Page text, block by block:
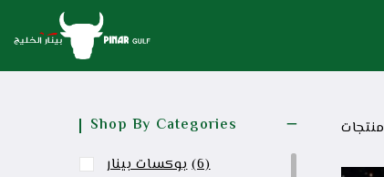
منتجات Shop By Categories
بوكسات بينار (6)